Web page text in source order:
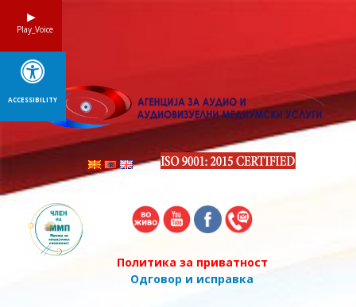
Политика за приватност
Одговор и исправка
Play_Voice
ACCESSIBILITY